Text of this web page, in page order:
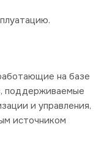
на базе
поддерживаемые
и управления,
источником